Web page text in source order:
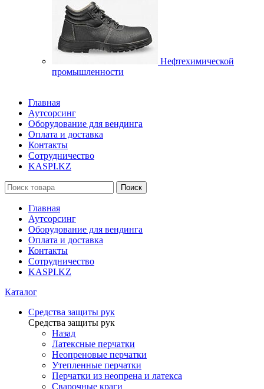
Нефтехимической
промышленности
Главная
Аутсорсинг
Оборудование для вендинга
Оплата и доставка
Контакты
Сотрудничество
KASPI.KZ
Поиск
Главная
Аутсорсинг
Оборудование для вендинга
Оплата и доставка
Контакты
Сотрудничество
KASPI.KZ
Каталог
Средства защиты рук
Средства защиты рук
Назад
Латексные перчатки
Неопреновые перчатки
Утепленные перчатки
Перчатки из неопрена и латекса
Сварочные краги